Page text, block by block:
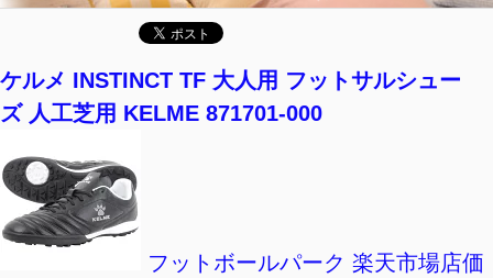
【楽天市場】レディースのスポーツシューズの
ケルメ INSTINCT TF 大人用 フットサルシュー
ズ 人工芝用 KELME 871701-000
フットボールパーク 楽天市場店価